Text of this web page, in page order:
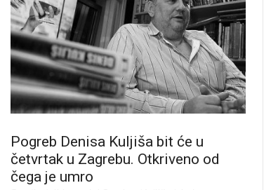
Pogreb Denisa Kuljiša bit će u
četvrtak u Zagrebu. Otkriveno od
čega je umro